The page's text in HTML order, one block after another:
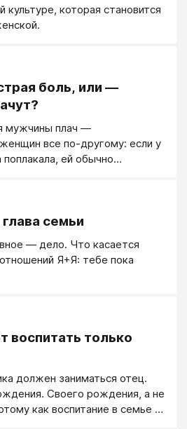
культуре, которая становится
боль, или —
мужчины плач —
все по-другому: если у
ей обычно
плачем не облегчается, нет.
что для них это обычно
и разумными людьми.
семьи
— дело. Что касается
Я+Я: тебе пока
только
должен заниматься отец.
Своего рождения, а не
как воспитание в семье —